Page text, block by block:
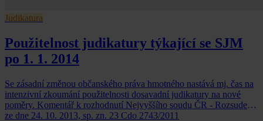
Judikatura
Použitelnost judikatury týkající se SJM
po 1. 1. 2014
Se zásadní změnou občanského práva hmotného nastává mj. čas na
intenzivní zkoumání použitelnosti dosavadní judikatury na nové
poměry. Komentář k rozhodnutí Nejvyššího soudu ČR - Rozsudek
ze dne 24. 10. 2013, sp. zn. 23 Cdo 2743/2011